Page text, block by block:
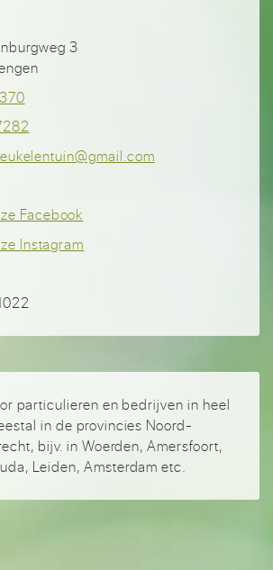
3
Facebook
Instagram
particulieren en bedrijven in heel
in de provincies Noord-
bijv. in Woerden, Amersfoort,
Leiden, Amsterdam etc.